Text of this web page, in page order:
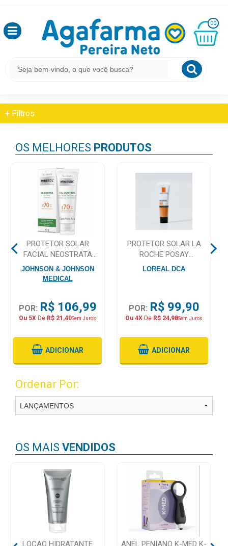
,
SEJA
LOGIN
&
DEPARTAMENTOS
Mamãe
Beleza
Proteção
Cuidado
Dermocosméticos
Suplemento
00
R$
0,00
PROTETOR SOLAR FACIAL
+ Filtros
OS MELHORES PRODUTOS
PROTETOR SOLAR
FACIAL NEOSTRATA
MINESOL OIL CONTROL ,
FPS 70 COM 40G
JOHNSON & JOHNSON
MEDICAL
POR: R$ 106,99
Ou 5X De R$ 21,40Sem Juros
ADICIONAR
PROTETOR SOLAR LA
ROCHE POSAY
ANTHELIOS ULTRA
LOREAL DCA
POR: R$ 99,90
Ou 4X De R$ 24,98Sem Juros
ADICIONAR
Ordenar Por:
OS MAIS VENDIDOS
LOCAO HIDRATANTE
ANEL PENIANO K-MED K-